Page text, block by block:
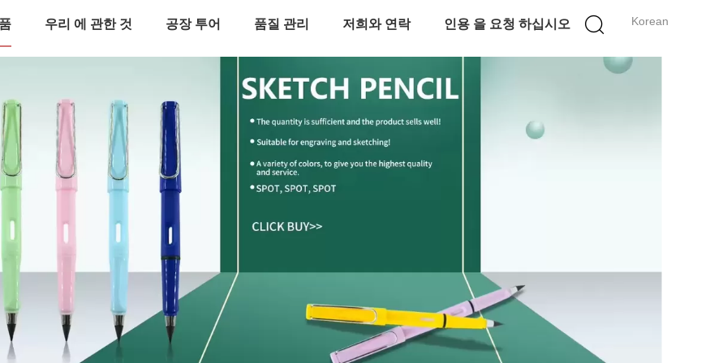
Korean
우리 에 관한 것 공장 투어 품질 관리 저희와 연락 인용 을 요청 하십시오